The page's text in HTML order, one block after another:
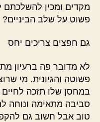
מקדים ומכין להשלכתם
פשוט על שלב הביניים?
גם חפצים צריכים יחס
לא מדובר פה ברעיון
פשוטה והגיונית. מי
במחסן שלו תזכה לחיים
סביבה מתאימה ונוחה
טוב אבל חשוב גם